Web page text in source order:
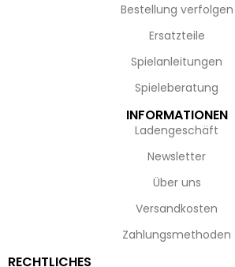
Bestellung verfolgen
Ersatzteile
Spielanleitungen
Spieleberatung
INFORMATIONEN
Ladengeschäft
Newsletter
Über uns
Versandkosten
Zahlungsmethoden
RECHTLICHES